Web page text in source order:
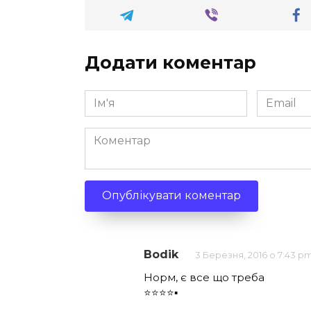
Додати коментар
Ім'я
*
Email
*
Коментар
Bodik 3 Березня, 2016 о 7:43
Норм, є все що треба
⭐️⭐️⭐️⭐️▪️